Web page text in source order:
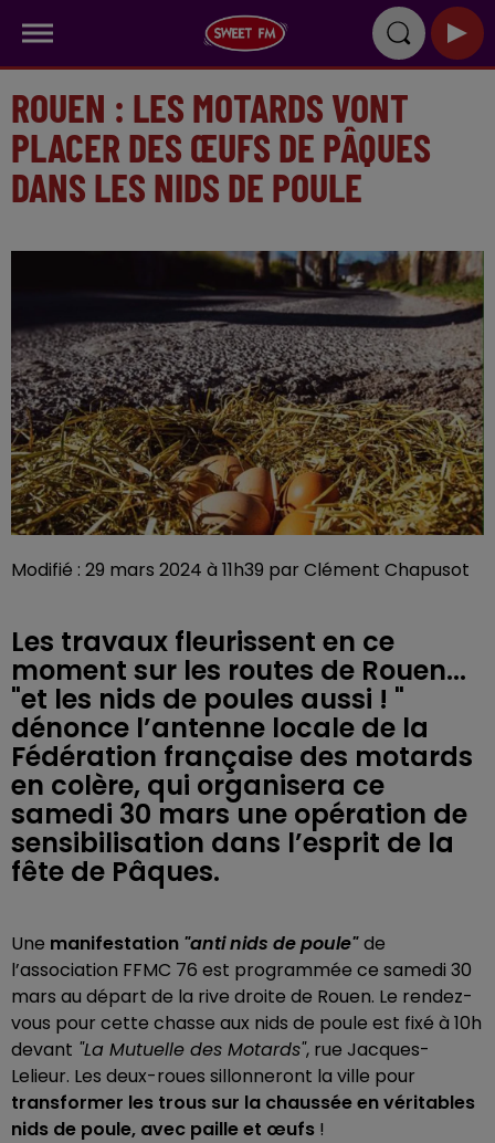
ROUEN : LES MOTARDS VONT
PLACER DES ŒUFS DE PÂQUES
DANS LES NIDS DE POULE
Modifié : 29 mars 2024 à 11h39 par Clément Chapusot
Les travaux fleurissent en ce
moment sur les routes de Rouen...
"et les nids de poules aussi ! "
dénonce l’antenne locale de la
Fédération française des motards
en colère, qui organisera ce
samedi 30 mars une opération de
sensibilisation dans l’esprit de la
fête de Pâques.
Une manifestation "anti nids de poule" de
l’association FFMC 76 est programmée ce samedi 30
mars au départ de la rive droite de Rouen. Le rendez-
vous pour cette chasse aux nids de poule est fixé à 10h
devant "La Mutuelle des Motards", rue Jacques-
Lelieur. Les deux-roues sillonneront la ville pour
transformer les trous sur la chaussée en véritables
nids de poule, avec paille et œufs !